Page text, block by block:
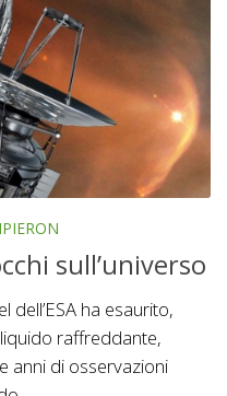
sull’universo
dell’ESA ha esaurito,
raffreddante,
anni di osservazioni